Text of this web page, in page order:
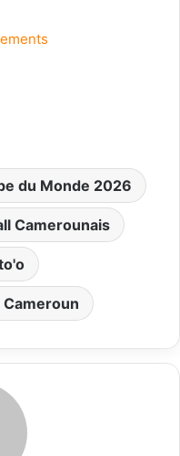
du Monde 2026
Camerounais